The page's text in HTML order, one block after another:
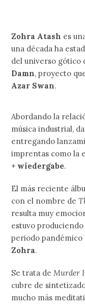
Zohra Atash es
una década ha
del universo gótico
Damn, proyecto
Azar Swan.
Abordando la
música industrial,
entregando
imprentas como la
+ wiedergabe.
El más reciente
con el nombre de
resulta muy
estuvo
periodo pandémico
Zohra.
Se trata de Murder
cubre de
mucho más